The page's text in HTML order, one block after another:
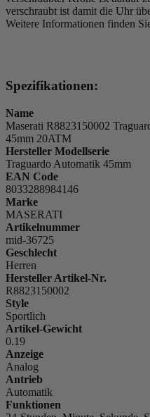
verschraubt ist damit die Uhr
Weitere Informationen finden
Spezifikationen:
Name
Maserati R8823150002
45mm 20ATM
Hersteller Modellserie
Traguardo Automatik 45mm
EAN Code
8033288984146
Marke
MASERATI
Artikelnummer
mid-36725
Geschlecht
Herren
Hersteller Artikel-Nr.
R8823150002
Style
Sportlich
Artikel-Gewicht
0.19
Anzeige
Analog
Antrieb
Automatik
Funktionen